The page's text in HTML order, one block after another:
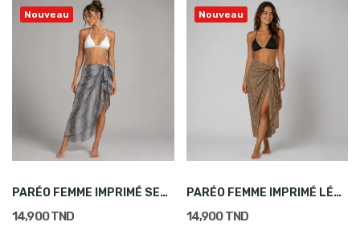
Nouveau
PARÉO FEMME IMPRIMÉ SERPENT GRIS FONCE
14,900 TND
Nouveau
PARÉO FEMME IMPRIMÉ LÉOPARD BEIGE
14,900 TND